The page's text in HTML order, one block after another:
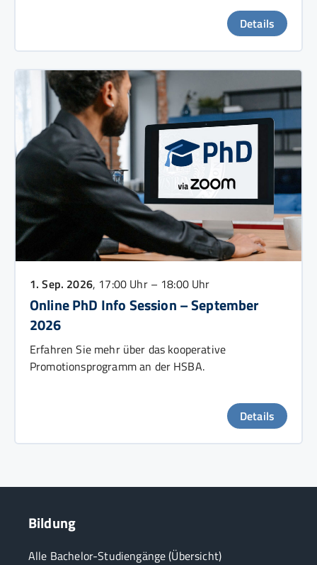
Details
1. Sep. 2026, 17:00 Uhr – 18:00 Uhr
Online PhD Info Session – September
2026
Erfahren Sie mehr über das kooperative
Promotionsprogramm an der HSBA.
Details
Bildung
Alle Bachelor-Studiengänge (Übersicht)